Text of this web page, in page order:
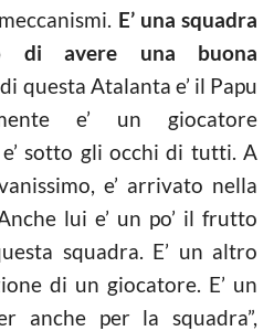
E’ una squadra
di avere una buona
questa Atalanta e’ il Papu
e’ un giocatore
sotto gli occhi di tutti. A
e’ arrivato nella
lui e’ un po’ il frutto
squadra. E’ un altro
di un giocatore. E’ un
anche per la squadra”,